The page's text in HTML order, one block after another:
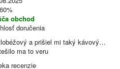
60%
obchod
doručenia
a prišiel mi taký kávový…
ma to veru